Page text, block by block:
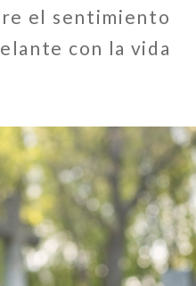
el sentimiento
con la vida